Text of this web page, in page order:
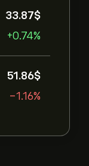
33.87‎$‎
+0.74%
51.86‎$‎
-1.16%